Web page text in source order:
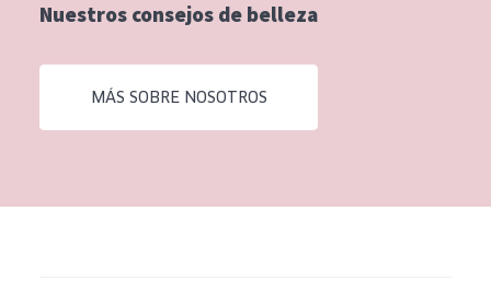
Piel madura
Piel expuesta al sol
Piel menopáusica
Todas las edades
Nuestros consejos de belleza
MÁS SOBRE NOSOTROS